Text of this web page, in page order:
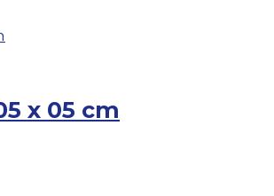
x 05 cm